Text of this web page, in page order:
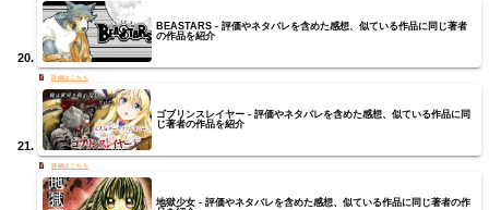
BEASTARS - 評価やネタバレを含めた感想、似ている作品に同じ著者
の作品を紹介
ゴブリンスレイヤー - 評価やネタバレを含めた感想、似ている作品に同
じ著者の作品を紹介
地獄少女 - 評価やネタバレを含めた感想、似ている作品に同じ著者の作